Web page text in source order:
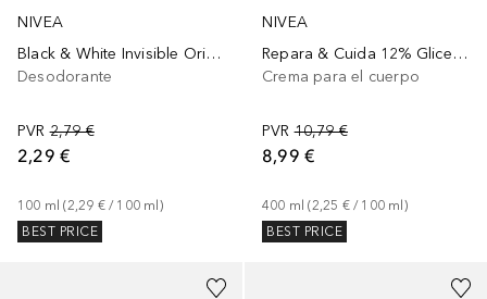
NIVEA
Black & White Invisible Original Spray
Desodorante
PVR 2,79 €
2,29 €
100 ml (2,29 € / 100 ml )
BEST PRICE
NIVEA
Repara & Cuida 12% Glicerina + Vitamina E
Crema para el cuerpo
PVR 10,79 €
8,99 €
400 ml (2,25 € / 100 ml )
BEST PRICE